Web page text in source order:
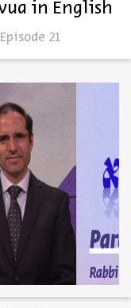
in English
Episode 21